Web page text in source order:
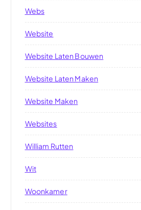
Webs
Website
Website Laten Bouwen
Website Laten Maken
Website Maken
Websites
William Rutten
Wit
Woonkamer